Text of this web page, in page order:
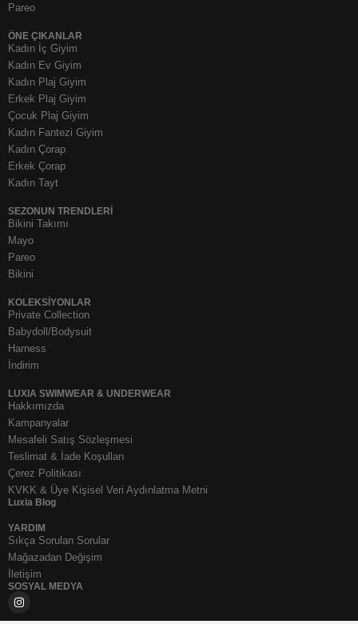
Pareo
ÖNE ÇIKANLAR
Kadın İç Giyim
Kadın Ev Giyim
Kadın Plaj Giyim
Erkek Plaj Giyim
Çocuk Plaj Giyim
Kadın Fantezi Giyim
Kadın Çorap
Erkek Çorap
Kadın Tayt
SEZONUN TRENDLERI
Bikini Takımı
Mayo
Pareo
Bikini
KOLEKSIYONLAR
Private Collection
Babydoll/Bodysuit
Harness
İndirim
LUXIA SWIMWEAR & UNDERWEAR
Hakkımızda
Kampanyalar
Mesafeli Satış Sözleşmesi
Teslimat & İade Koşulları
Çerez Politikası
KVKK & Üye Kişisel Veri Aydınlatma Metni
Luxia Blog
YARDIM
Sıkça Sorulan Sorular
Mağazadan Değişim
İletişim
SOSYAL MEDYA